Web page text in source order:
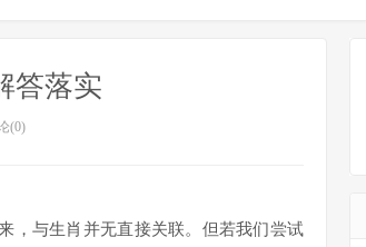
答落实
(0)
，与生肖并无直接关联。但若我们尝试